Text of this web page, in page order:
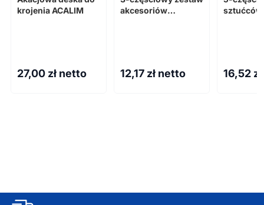
krojenia ACALIM
27,00 zł netto
akcesoriów
12,17 zł netto
sztućców
16,52